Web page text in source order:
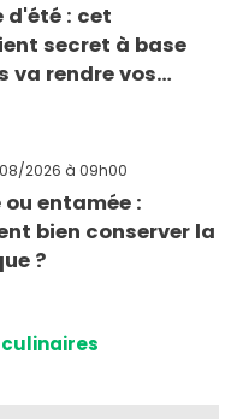
d'été : cet
secret à base
va rendre vos
2026 à 09h00
ou entamée :
bien conserver la
?